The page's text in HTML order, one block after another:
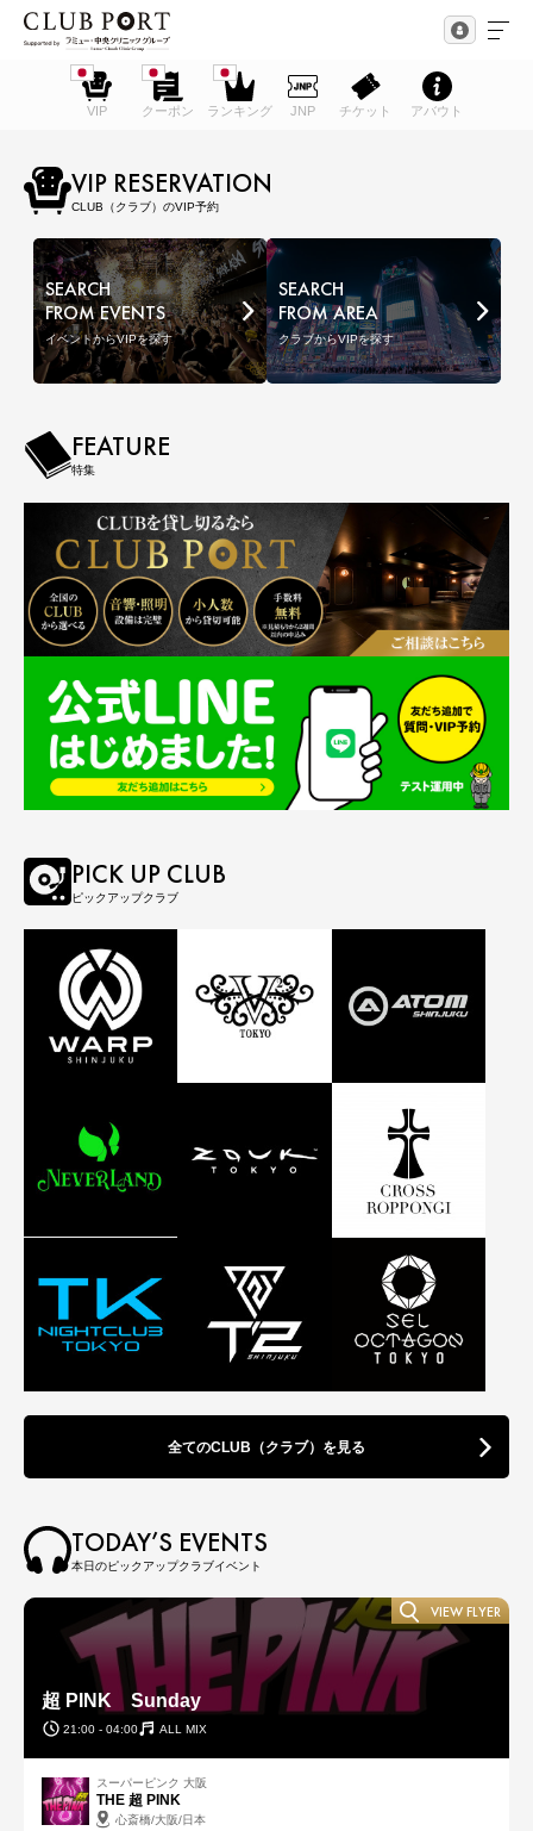
VIP クーポン ランキング JNP チケット アバウト
VIP RESERVATION
CLUB（クラブ）のVIP予約
SEARCH
FROM EVENTS
イベントからVIPを探す
SEARCH
FROM AREA
クラブからVIPを探す
FEATURE
特集
PICK UP CLUB
ピックアップクラブ
全てのCLUB（クラブ）を見る
TODAY’S EVENTS
本日のピックアップクラブイベント
超 PINK Sunday
21:00 - 04:00 ALL MIX
VIEW FLYER
スーパーピンク 大阪
THE 超 PINK
心斎橋/大阪/日本